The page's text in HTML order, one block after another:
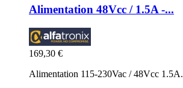
Alimentation 48Vcc / 1.5A -...
169,30 €
Alimentation 115-230Vac / 48Vcc 1.5A.